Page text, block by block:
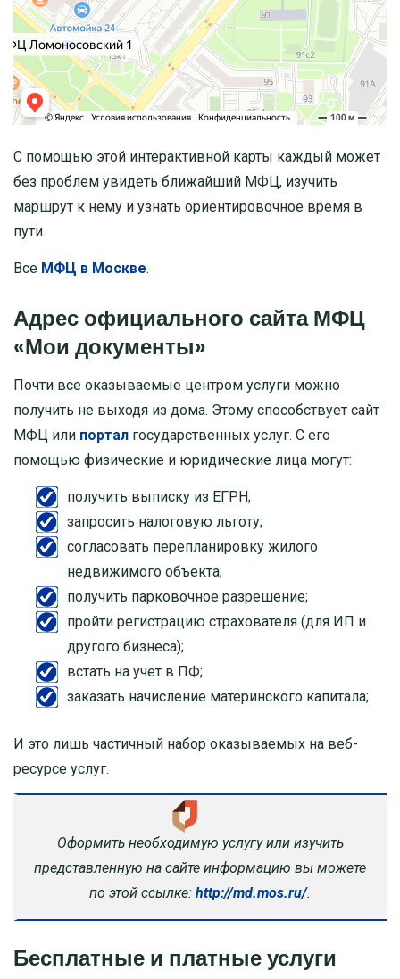
С помощью этой интерактивной карты каждый может
без проблем увидеть ближайший МФЦ, изучить
маршрут к нему и узнать ориентировочное время в
пути.
Все МФЦ в Москве.
Адрес официального сайта МФЦ
«Мои документы»
Почти все оказываемые центром услуги можно
получить не выходя из дома. Этому способствует сайт
МФЦ или портал государственных услуг. С его
помощью физические и юридические лица могут:
получить выписку из ЕГРН;
запросить налоговую льготу;
согласовать перепланировку жилого
недвижимого объекта;
получить парковочное разрешение;
пройти регистрацию страхователя (для ИП и
другого бизнеса);
встать на учет в ПФ;
заказать начисление материнского капитала;
И это лишь частичный набор оказываемых на веб-
ресурсе услуг.
Оформить необходимую услугу или изучить
представленную на сайте информацию вы можете
по этой ссылке: http://md.mos.ru/.
Бесплатные и платные услуги